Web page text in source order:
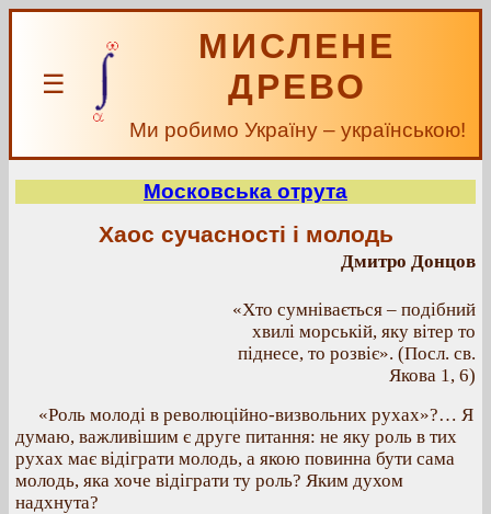
☰
МИСЛЕНЕ
ДРЕВО
Ми робимо Україну – українською!
Московська отрута
Хаос сучасності і молодь
Дмитро Донцов
«Хто сумнівається – подібний
хвилі морській, яку вітер то
піднесе, то розвіє». (Посл. св.
Якова 1, 6)
«Роль молоді в революційно-визвольних рухах»?… Я
думаю, важливішим є друге питання: не яку роль в тих
рухах має відіграти молодь, а якою повинна бути сама
молодь, яка хоче відіграти ту роль? Яким духом
надхнута?